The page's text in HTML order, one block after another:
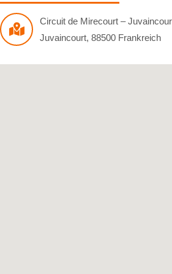
Circuit de Mirecourt –
Juvaincourt, 88500 Frankreich